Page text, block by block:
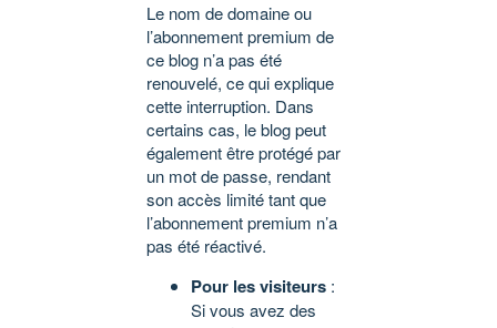
Le nom de domaine ou
l’abonnement premium de
ce blog n’a pas été
renouvelé, ce qui explique
cette interruption. Dans
certains cas, le blog peut
également être protégé par
un mot de passe, rendant
son accès limité tant que
l’abonnement premium n’a
pas été réactivé.
Pour les visiteurs :
Si vous avez des